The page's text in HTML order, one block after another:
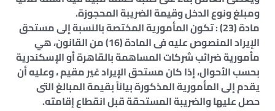
ومبلغ ونوع الدخل وقيمة الضريبة المحجوزة.
مادة (23) : تكون المأمورية المختصة بالنسبة إلى مستحق
الإيراد المنصوص عليه فى المادة (16) من القانون، هي
مأمورية ضرائب شركات المساهمة بالقاهرة أو الإسكندرية
بحسب الأحوال، إذا كان مستحق الإيراد غير مقيم ، وعليه أن
يقدم إلى المأمورية المذكورة بياناً بقيمة المبالغ التى
حصل عليها والضريبة المستحقة قبل انقطاع إقامته.